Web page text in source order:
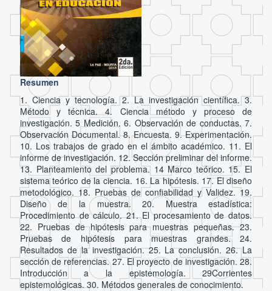
Resumen
1. Ciencia y tecnología. 2. La investigación científica. 3.
Método y técnica. 4. Ciencia método y proceso de
investigación. 5 Medición. 6. Observación de conductas. 7.
Observación Documental. 8. Encuesta. 9. Experimentación.
10. Los trabajos de grado en el ámbito académico. 11. El
informe de investigación. 12. Sección preliminar del informe.
13. Planteamiento del problema. 14 Marco teórico. 15. El
sistema teórico de la ciencia. 16. La hipótesis. 17. El diseño
metodológico. 18. Pruebas de confiabilidad y Validez. 19.
Diseño de la muestra. 20. Muestra estadística:
Procedimiento de cálculo. 21. El procesamiento de datos.
22. Pruebas de hipótesis para muestras pequeñas. 23.
Pruebas de hipótesis para muestras grandes. 24.
Resultados de la investigación. 25. La conclusión. 26. La
sección de referencias. 27. El proyecto de investigación. 28.
Introducción a la epistemología. 29Corrientes
epistemológicas. 30. Métodos generales de conocimiento.